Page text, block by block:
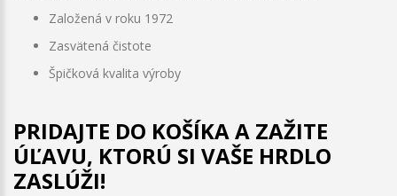
Založená v roku 1972
Zasvätená čistote
Špičková kvalita výroby
PRIDAJTE DO KOŠÍKA A ZAŽITE
ÚĽAVU, KTORÚ SI VAŠE HRDLO
ZASLÚŽI!